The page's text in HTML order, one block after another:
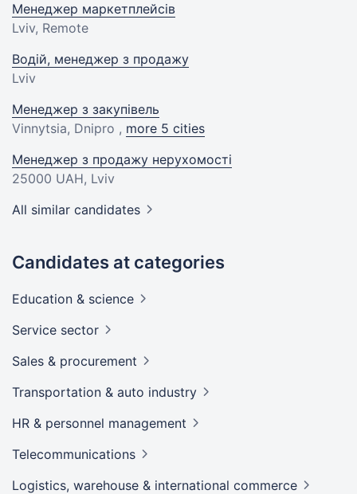
Менеджер маркетплейсів
Lviv, Remote
Водій, менеджер з продажу
Lviv
Менеджер з закупівель
Vinnytsia, Dnipro , more 5 cities
Менеджер з продажу нерухомості
25000 UAH, Lviv
All similar candidates
Candidates at categories
Education & science
Service sector
Sales & procurement
Transportation & auto industry
HR & personnel management
Telecommunications
Logistics, warehouse & international commerce